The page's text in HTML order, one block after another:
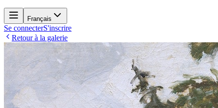
Français
Se connecterS'inscrire
Retour à la galerie